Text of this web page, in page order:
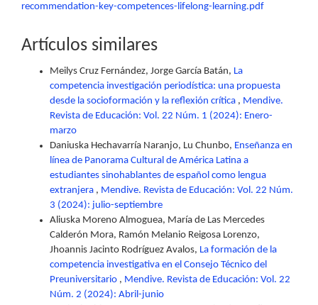
recommendation-key-competences-lifelong-learning.pdf
Artículos similares
Meilys Cruz Fernández, Jorge García Batán, La
competencia investigación periodística: una propuesta
desde la socioformación y la reflexión crítica , Mendive.
Revista de Educación: Vol. 22 Núm. 1 (2024): Enero-
marzo
Daniuska Hechavarría Naranjo, Lu Chunbo, Enseñanza en
línea de Panorama Cultural de América Latina a
estudiantes sinohablantes de español como lengua
extranjera , Mendive. Revista de Educación: Vol. 22 Núm.
3 (2024): julio-septiembre
Aliuska Moreno Almoguea, María de Las Mercedes
Calderón Mora, Ramón Melanio Reigosa Lorenzo,
Jhoannis Jacinto Rodríguez Avalos, La formación de la
competencia investigativa en el Consejo Técnico del
Preuniversitario , Mendive. Revista de Educación: Vol. 22
Núm. 2 (2024): Abril-junio